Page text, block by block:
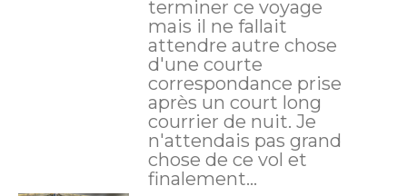
terminer ce voyage
mais il ne fallait
attendre autre chose
d'une courte
correspondance prise
après un court long
courrier de nuit. Je
n'attendais pas grand
chose de ce vol et
finalement...